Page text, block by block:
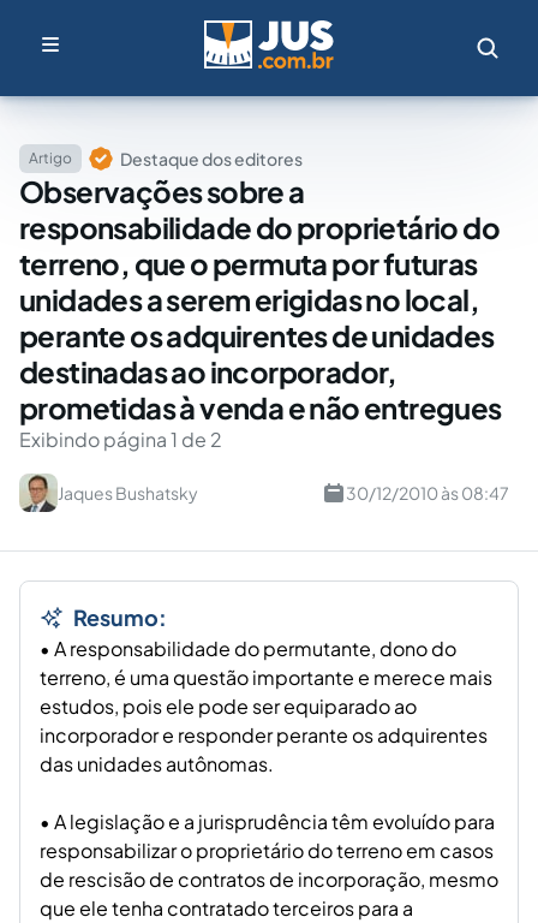
Artigo Destaque dos editores
Observações sobre a
responsabilidade do proprietário do
terreno, que o permuta por futuras
unidades a serem erigidas no local,
perante os adquirentes de unidades
destinadas ao incorporador,
prometidas à venda e não entregues
Exibindo página 1 de 2
Jaques Bushatsky 30/12/2010 às 08:47
Resumo:
• A responsabilidade do permutante, dono do
terreno, é uma questão importante e merece mais
estudos, pois ele pode ser equiparado ao
incorporador e responder perante os adquirentes
das unidades autônomas.
• A legislação e a jurisprudência têm evoluído para
responsabilizar o proprietário do terreno em casos
de rescisão de contratos de incorporação, mesmo
que ele tenha contratado terceiros para a